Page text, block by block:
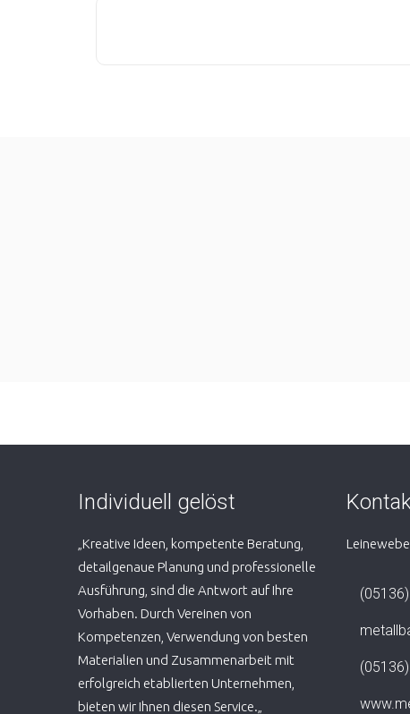
Individuell gelöst
„Kreative Ideen, kompetente Beratung,
detailgenaue Planung und professionelle
Ausführung, sind die Antwort auf Ihre
Vorhaben. Durch Vereinen von
Kompetenzen, Verwendung von besten
Materialien und Zusammenarbeit mit
erfolgreich etablierten Unternehmen,
bieten wir Ihnen diesen Service.„